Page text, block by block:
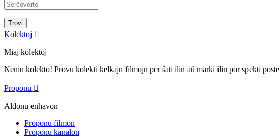
Kolektoj 
Miaj kolektoj
Neniu kolekto! Provu kolekti kelkajn filmojn per ŝati ilin aŭ marki ilin por spekti poste
Proponu 
Aldonu enhavon
Proponu filmon
Proponu kanalon